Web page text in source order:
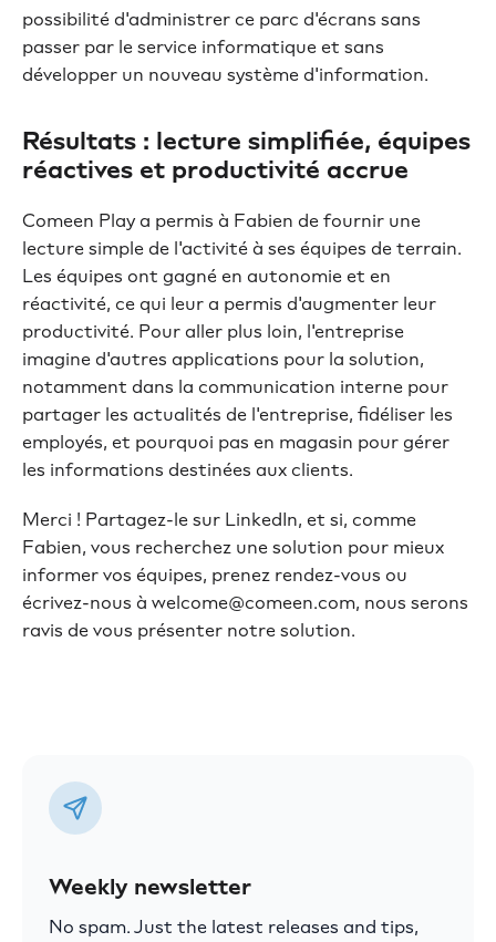
possibilité d'administrer ce parc d'écrans sans
passer par le service informatique et sans
développer un nouveau système d'information.
Résultats : lecture simplifiée, équipes
réactives et productivité accrue
Comeen Play a permis à Fabien de fournir une
lecture simple de l'activité à ses équipes de terrain.
Les équipes ont gagné en autonomie et en
réactivité, ce qui leur a permis d'augmenter leur
productivité. Pour aller plus loin, l'entreprise
imagine d'autres applications pour la solution,
notamment dans la communication interne pour
partager les actualités de l'entreprise, fidéliser les
employés, et pourquoi pas en magasin pour gérer
les informations destinées aux clients.
Merci ! Partagez-le sur LinkedIn, et si, comme
Fabien, vous recherchez une solution pour mieux
informer vos équipes, prenez rendez-vous ou
écrivez-nous à welcome@comeen.com, nous serons
ravis de vous présenter notre solution.
Weekly newsletter
No spam. Just the latest releases and tips,